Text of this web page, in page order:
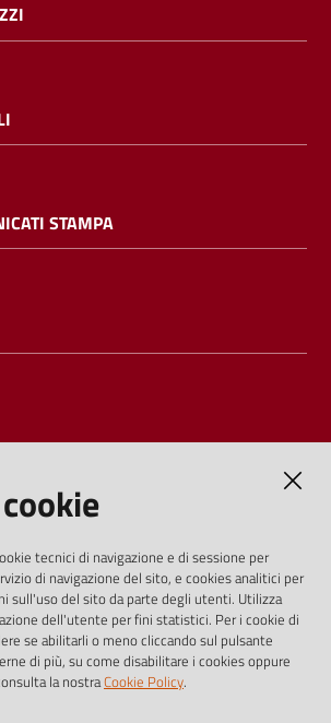
STAMPA
sono riutilizzabili solo alle condizioni
comunitaria 2003/98/CE e dal d.lgs.
tecnici di navigazione e di sessione per
di navigazione del sito, e cookies analitici per
sull'uso del sito da parte degli utenti. Utilizza
dell'utente per fini statistici. Per i cookie di
se abilitarli o meno cliccando sul pulsante
di più, su come disabilitare i cookies oppure
la nostraCookie Policy.